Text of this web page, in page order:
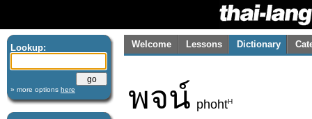
Lookup:
» more options here
Welcome Lessons Dictionary
พจน์ phohtH